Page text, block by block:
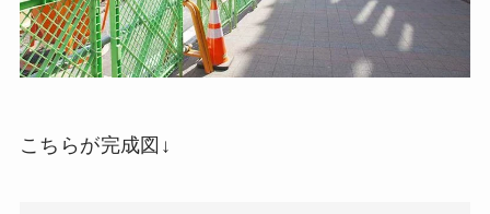
こちらが完成図↓